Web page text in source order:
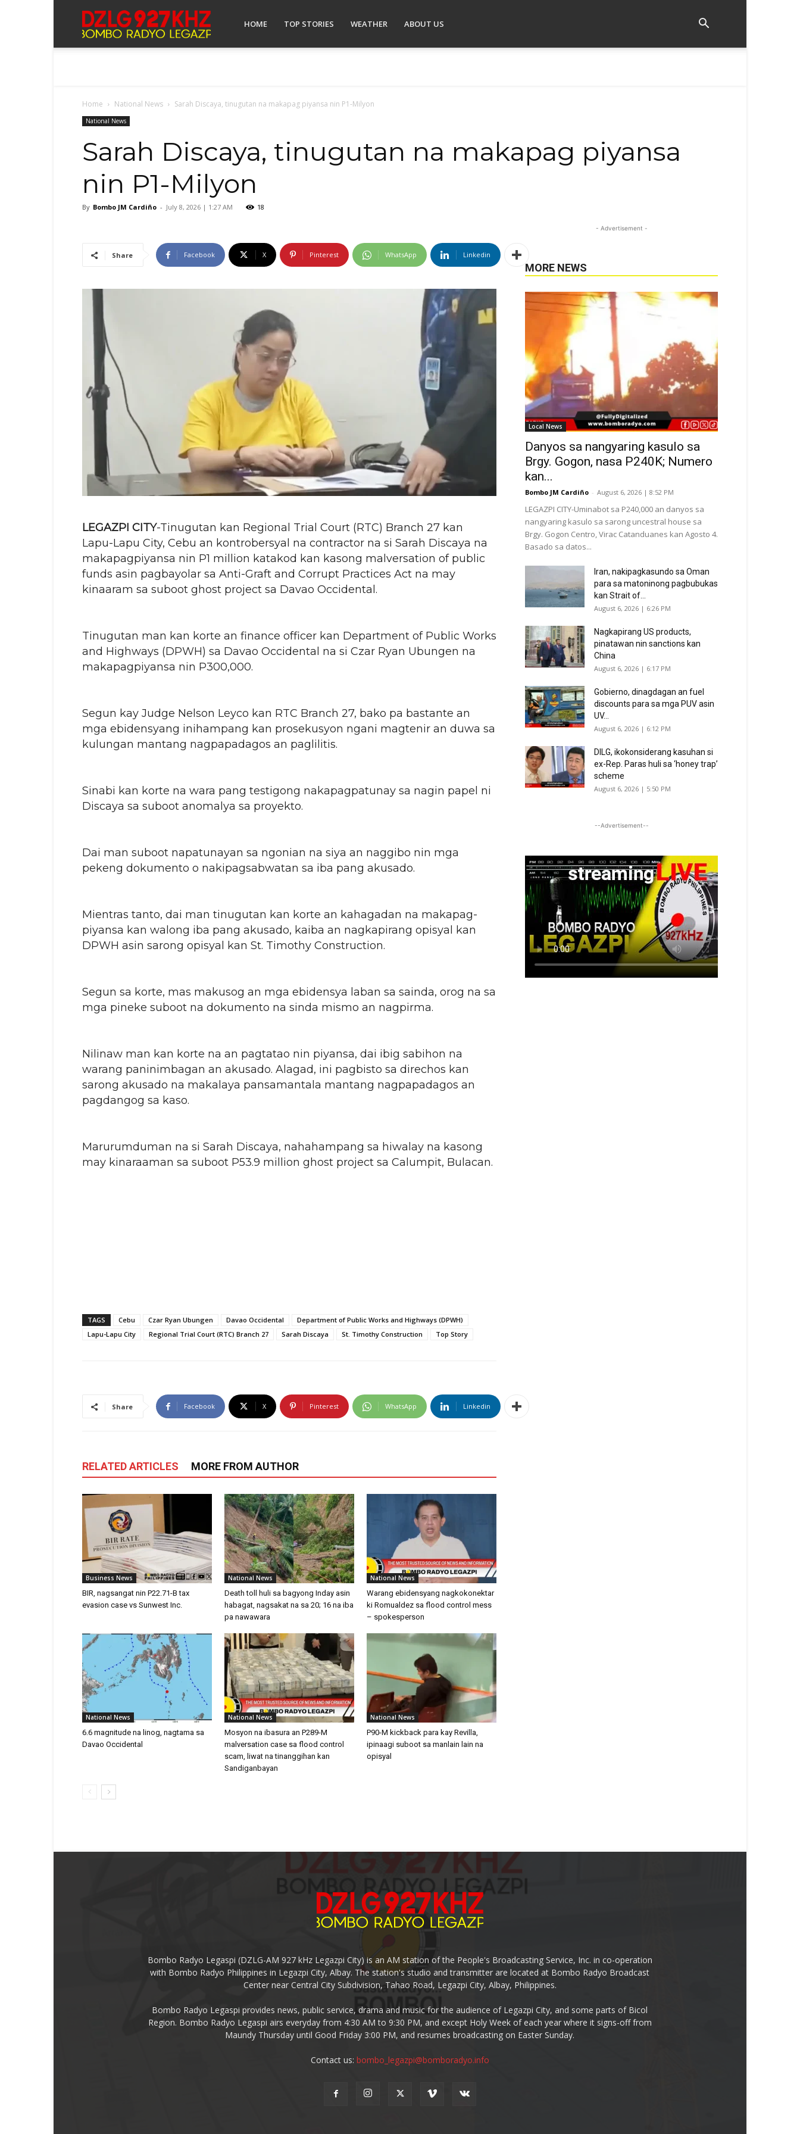
Bombo HOME TOP STORIES WEATHER ABOUT US
Home National News Sarah Discaya, tinugutan na makapag piyansa nin P1-Milyon
National News
Sarah Discaya, tinugutan na makapag piyansa
nin P1-Milyon
By Bombo JM Cardiño - July 8, 2026 | 1:27 AM 18
Share Facebook X Pinterest WhatsApp Linkedin
LEGAZPI CITY-Tinugutan kan Regional Trial Court (RTC) Branch 27 kan
Lapu-Lapu City, Cebu an kontrobersyal na contractor na si Sarah Discaya na
makapagpiyansa nin P1 million katakod kan kasong malversation of public
funds asin pagbayolar sa Anti-Graft and Corrupt Practices Act na may
kinaaram sa suboot ghost project sa Davao Occidental.
Tinugutan man kan korte an finance officer kan Department of Public Works
and Highways (DPWH) sa Davao Occidental na si Czar Ryan Ubungen na
makapagpiyansa nin P300,000.
Segun kay Judge Nelson Leyco kan RTC Branch 27, bako pa bastante an
mga ebidensyang inihampang kan prosekusyon ngani magtenir an duwa sa
kulungan mantang nagpapadagos an paglilitis.
Sinabi kan korte na wara pang testigong nakapagpatunay sa nagin papel ni
Discaya sa suboot anomalya sa proyekto.
Dai man suboot napatunayan sa ngonian na siya an naggibo nin mga
pekeng dokumento o nakipagsabwatan sa iba pang akusado.
Mientras tanto, dai man tinugutan kan korte an kahagadan na makapag-
piyansa kan walong iba pang akusado, kaiba an nagkapirang opisyal kan
DPWH asin sarong opisyal kan St. Timothy Construction.
Segun sa korte, mas makusog an mga ebidensya laban sa sainda, orog na sa
mga pineke suboot na dokumento na sinda mismo an nagpirma.
Nilinaw man kan korte na an pagtatao nin piyansa, dai ibig sabihon na
warang paninimbagan an akusado. Alagad, ini pagbisto sa direchos kan
sarong akusado na makalaya pansamantala mantang nagpapadagos an
pagdangog sa kaso.
Marurumduman na si Sarah Discaya, nahahampang sa hiwalay na kasong
may kinaraaman sa suboot P53.9 million ghost project sa Calumpit, Bulacan.
TAGS Cebu Czar Ryan Ubungen Davao Occidental
Department of Public Works and Highways (DPWH)
Lapu-Lapu City
Regional Trial Court (RTC) Branch 27 Sarah Discaya St. Timothy Construction Top Story
Share Facebook X Pinterest WhatsApp Linkedin
RELATED ARTICLES MORE FROM AUTHOR
Business News
BIR, nagsangat nin P22.71-B tax
evasion case vs Sunwest Inc.
National News
Death toll huli sa bagyong Inday asin
habagat, nagsakat na sa 20; 16 na iba
pa nawawara
National News
Warang ebidensyang nagkokonektar
ki Romualdez sa flood control mess
– spokesperson
National News
6.6 magnitude na linog, nagtama sa
Davao Occidental
National News
Mosyon na ibasura an P289-M
malversation case sa flood control
scam, liwat na tinanggihan kan
Sandiganbayan
National News
P90-M kickback para kay Revilla,
ipinaagi suboot sa manlain lain na
opisyal
- Advertisement -
MORE NEWS
Local News
Danyos sa nangyaring kasulo sa
Brgy. Gogon, nasa P240K; Numero
kan...
Bombo JM Cardiño - August 6, 2026 | 8:52 PM
LEGAZPI CITY-Uminabot sa P240,000 an danyos sa
nangyaring kasulo sa sarong uncestral house sa
Brgy. Gogon Centro, Virac Catanduanes kan Agosto 4.
Basado sa datos...
Iran, nakipagkasundo sa Oman
para sa matoninong pagbubukas
kan Strait of...
August 6, 2026 | 6:26 PM
Nagkapirang US products,
pinatawan nin sanctions kan
China
August 6, 2026 | 6:17 PM
Gobierno, dinagdagan an fuel
discounts para sa mga PUV asin
UV...
August 6, 2026 | 6:12 PM
DILG, ikokonsiderang kasuhan si
ex-Rep. Paras huli sa ‘honey trap’
scheme
August 6, 2026 | 5:50 PM
--Advertisement--
Bombo Radyo Legaspi (DZLG-AM 927 kHz Legazpi City) is an AM station of the People's Broadcasting Service, Inc. in co-operation
with Bombo Radyo Philippines in Legazpi City, Albay. The station's studio and transmitter are located at Bombo Radyo Broadcast
Center near Central City Subdivision, Tahao Road, Legazpi City, Albay, Philippines.
Bombo Radyo Legaspi provides news, public service, drama and music for the audience of Legazpi City, and some parts of Bicol
Region. Bombo Radyo Legaspi airs everyday from 4:30 AM to 9:30 PM, and except Holy Week of each year where it signs-off from
Maundy Thursday until Good Friday 3:00 PM, and resumes broadcasting on Easter Sunday.
Contact us: bombo_legazpi@bomboradyo.info